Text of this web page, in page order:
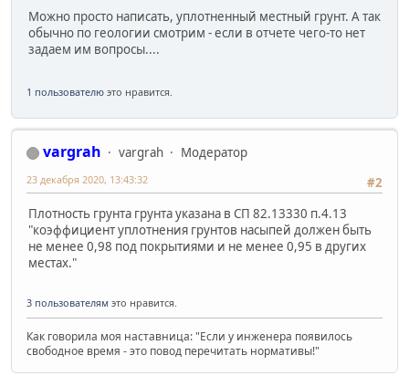
Можно просто написать, уплотненный местный грунт. А так
обычно по геологии смотрим - если в отчете чего-то нет
задаем им вопросы....
1 пользователю это нравится.
vargrah vargrah
Модератор
#2
23 декабря 2020, 13:43:32
Плотность грунта грунта указана в СП 82.13330 п.4.13
"коэффициент уплотнения грунтов насыпей должен быть
не менее 0,98 под покрытиями и не менее 0,95 в других
местах."
3 пользователям это нравится.
Как говорила моя наставница: "Если у инженера появилось
свободное время - это повод перечитать нормативы!"